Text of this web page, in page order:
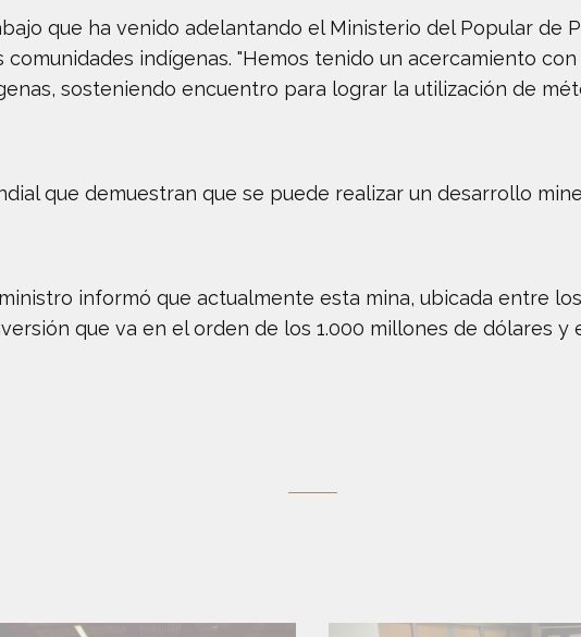
que ha venido adelantando el Ministerio del Popular de
indígenas. "Hemos tenido un acercamiento
sosteniendo encuentro para lograr la utilización de
que demuestran que se puede realizar un desarrollo
informó que actualmente esta mina, ubicada entre
que va en el orden de los 1.000 millones de dólares y